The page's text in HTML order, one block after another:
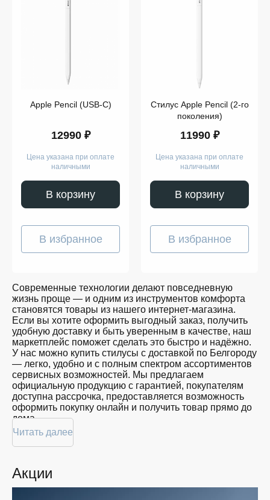
Apple Pencil (USB-C)
12990 ₽
Цена указана при оплате
наличными
В корзину
В избранное
Стилус Apple Pencil (2-го
поколения)
11990 ₽
Цена указана при оплате
наличными
В корзину
В избранное
Современные технологии делают повседневную
жизнь проще — и одним из инструментов комфорта
становятся товары из нашего интернет-магазина.
Если вы хотите оформить выгодный заказ, получить
удобную доставку и быть уверенным в качестве, наш
маркетплейс поможет сделать это быстро и надёжно.
У нас можно купить стилусы с доставкой по Белгороду
— легко, удобно и с полным спектром ассортиментов
сервисных возможностей. Мы предлагаем
официальную продукцию с гарантией, покупателям
доступна рассрочка, предоставляется возможность
оформить покупку онлайн и получить товар прямо до
дома.
Покупателям доступна покупка стилусов по
привлекательной цене: мы регулярно обновляем
предоставляем большой выбор продукции. В нашем
магазине в Белгороде вы всегда найдёте нужный
Читать далее
Акции